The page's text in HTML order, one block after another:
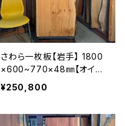
さわら一枚板【岩手】 1800
×600~770×48㎜【オイル
塗装 仕上げ済み】
¥250,800